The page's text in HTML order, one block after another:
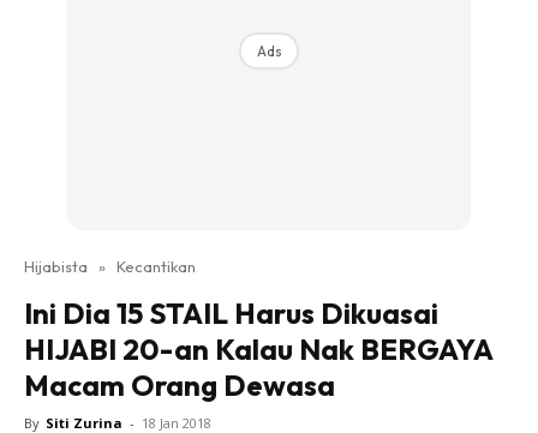
Ads
Hijabista » Kecantikan
Ini Dia 15 STAIL Harus Dikuasai
HIJABI 20-an Kalau Nak BERGAYA
Macam Orang Dewasa
By Siti Zurina - 18 Jan 2018